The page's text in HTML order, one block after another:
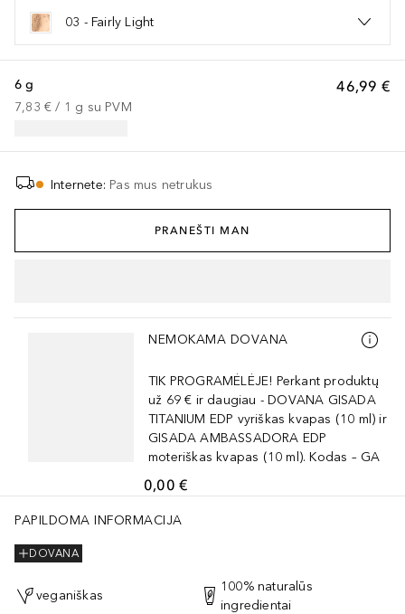
03 - Fairly Light
46,99 €
6 g
7,83 € / 1 g su PVM
Internete: Pas mus netrukus
PRANEŠTI MAN
Praleisti slankiklį
NEMOKAMA DOVANA
TIK PROGRAMĖLĖJE! Perkant produktų
už 69 € ir daugiau - DOVANA GISADA
TITANIUM EDP vyriškas kvapas (10 ml) ir
GISADA AMBASSADORA EDP
moteriškas kvapas (10 ml). Kodas – GA
0,00 €
PAPILDOMA INFORMACIJA
DOVANA
veganiškas
100% naturalūs
ingredientai